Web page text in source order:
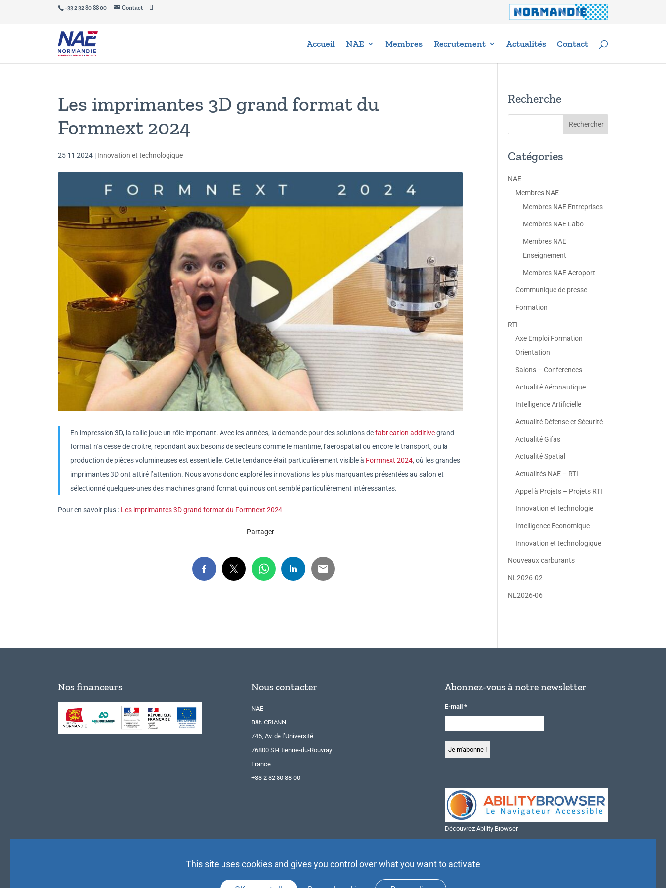
+33 2 32 80 88 00 Contact
Accueil NAE Membres Recrutement Actualités Contact
Les imprimantes 3D grand format du
Formnext 2024
25 11 2024 | Innovation et technologique
En impression 3D, la taille joue un rôle important. Avec les années, la demande pour des solutions defabrication additivegrand
format n’a cessé de croître, répondant aux besoins de secteurs comme le maritime, l’aérospatial ou encore le transport, où la
production de pièces volumineuses est essentielle. Cette tendance était particulièrement visible à Formnext 2024, où les grandes
imprimantes 3D ont attiré l’attention. Nous avons donc exploré les innovations les plus marquantes présentées au salon et
sélectionné quelques-unes des machines grand format qui nous ont semblé particulièrement intéressantes.
Pour en savoir plus : Les imprimantes 3D grand format du Formnext 2024
Partager
Recherche
Catégories
NAE
Membres NAE
Membres NAE Entreprises
Membres NAE Labo
Membres NAE
Enseignement
Membres NAE Aeroport
Communiqué de presse
Formation
RTI
Axe Emploi Formation
Orientation
Salons – Conferences
Actualité Aéronautique
Intelligence Artificielle
Actualité Défense et Sécurité
Actualité Gifas
Actualité Spatial
Actualités NAE – RTI
Appel à Projets – Projets RTI
Innovation et technologie
Intelligence Economique
Innovation et technologique
Nouveaux carburants
NL2026-02
NL2026-06
Nos financeurs Nous contacter
NAE
Bât. CRIANN
745, Av. de l’Université
76800 St-Etienne-du-Rouvray
France
+33 2 32 80 88 00
Abonnez-vous à notre newsletter
E-mail *
Découvrez Ability Browser
This site uses cookies and gives you control over what you want to activate